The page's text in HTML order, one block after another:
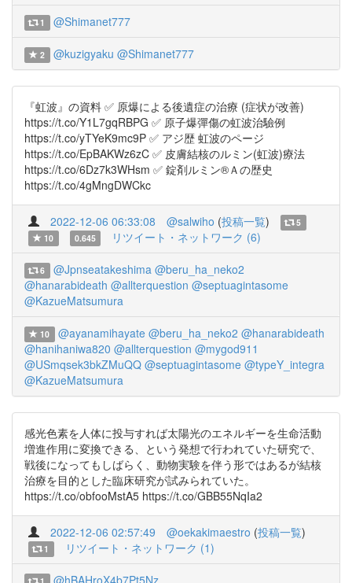
1 @Shimanet777
2 @kuzigyaku @Shimanet777
『虹波』の資料 ✅ 原爆による後遺症の治療 (症状が改善)
https://t.co/Y1L7gqRBPG ✅ 原子爆彈傷の虹波治驗例
https://t.co/yTYeK9mc9P ✅ アジ歴 虹波のページ
https://t.co/EpBAKWz6zC ✅ 皮膚結核のルミン(虹波)療法
https://t.co/6Dz7k3WHsm ✅ 錠剤ルミン®Ａの歴史
https://t.co/4gMngDWCkc
2022-12-06 06:33:08 @salwiho (投稿一覧)
5
10
0.645 リツイート・ネットワーク (6)
6 @Jpnseatakeshima @beru_ha_neko2
@hanarabideath @allterquestion @septuagintasome
@KazueMatsumura
10 @ayanamihayate @beru_ha_neko2 @hanarabideath
@hanihaniwa820 @allterquestion @mygod911
@USmqsek3bkZMuQQ @septuagintasome @typeY_integra
@KazueMatsumura
感光色素を人体に投与すれば太陽光のエネルギーを生命活動
増進作用に変換できる、という発想で行われていた研究で、
戦後になってもしばらく、動物実験を伴う形ではあるが結核
治療を目的とした臨床研究が試みられていた。
https://t.co/obfooMstA5 https://t.co/GBB55NqIa2
2022-12-06 02:57:49 @oekakimaestro (投稿一覧)
1 リツイート・ネットワーク (1)
@hBAHroX4b7Pt5Nz